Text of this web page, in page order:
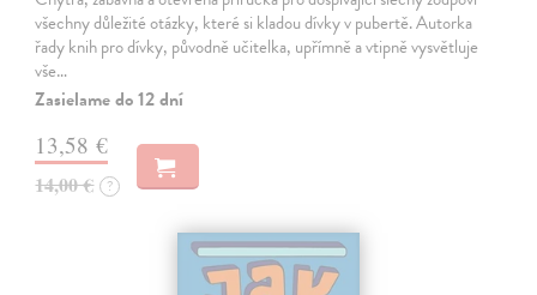
všechny důležité otázky, které si kladou dívky v pubertě. Autorka
řady knih pro dívky, původně učitelka, upřímně a vtipně vysvětluje
vše…
Zasielame do 12 dní
13,58 €
14,00 € ?